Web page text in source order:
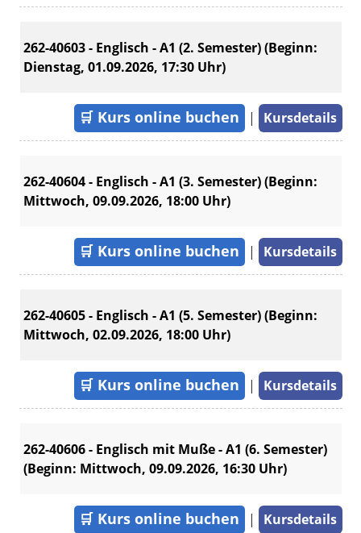
262-40603 - Englisch - A1 (2. Semester) (Beginn:
Dienstag, 01.09.2026, 17:30 Uhr)
🛒 Kurs online buchen | Kursdetails
262-40604 - Englisch - A1 (3. Semester) (Beginn:
Mittwoch, 09.09.2026, 18:00 Uhr)
🛒 Kurs online buchen | Kursdetails
262-40605 - Englisch - A1 (5. Semester) (Beginn:
Mittwoch, 02.09.2026, 18:00 Uhr)
🛒 Kurs online buchen | Kursdetails
262-40606 - Englisch mit Muße - A1 (6. Semester)
(Beginn: Mittwoch, 09.09.2026, 16:30 Uhr)
🛒 Kurs online buchen | Kursdetails